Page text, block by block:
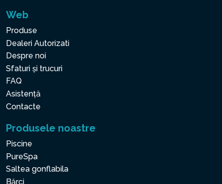
Web
Produse
Dealeri Autorizati
Despre noi
Sfaturi și trucuri
FAQ
Asistență
Contacte
Produsele noastre
Piscine
PureSpa
Saltea gonflabila
Bărci